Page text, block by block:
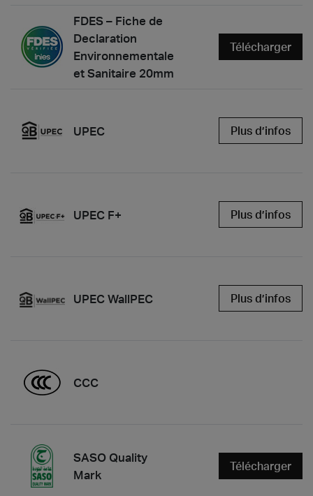
FDES – Fiche de
Declaration
Environnementale
et Sanitaire 20mm
Télécharger
UPEC Plus d’infos
UPEC F+ Plus d’infos
UPEC WallPEC Plus d’infos
CCC
SASO Quality
Mark
Télécharger